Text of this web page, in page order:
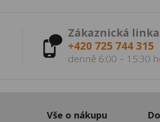
Zákaznická linka
+420 725 744 315
denně 6:00 – 15:30
Vše o nákupu